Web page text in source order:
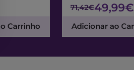
Carrinho
71,42€49,99€
Adicionar ao